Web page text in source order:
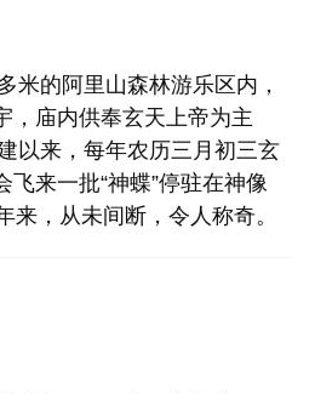
米的阿里山森林游乐区内，
，庙内供奉玄天上帝为主
以来，每年农历三月初三玄
飞来一批“神蝶”停驻在神像
来，从未间断，令人称奇。